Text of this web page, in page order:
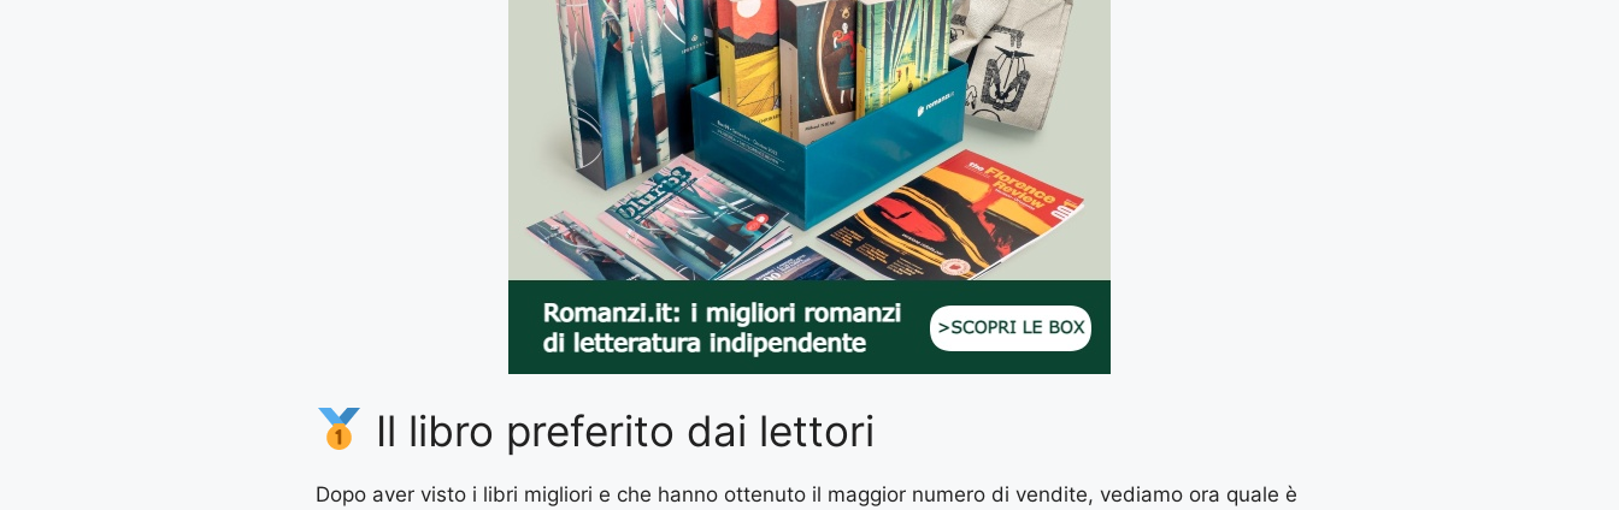
Il libro preferito dai lettori
Dopo aver visto i libri migliori e che hanno ottenuto il maggior numero di vendite, vediamo ora quale è